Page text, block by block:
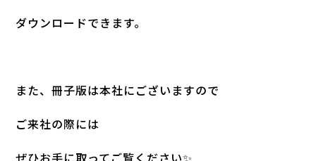
ダウンロードできます。
また、冊子版は本社にございますので
ご来社の際には
ぜひお手に取ってご覧ください✨